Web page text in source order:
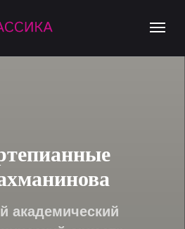
академический